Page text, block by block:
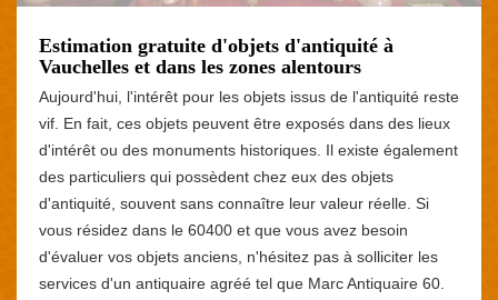
Estimation gratuite d'objets d'antiquité à
Vauchelles et dans les zones alentours
Aujourd'hui, l'intérêt pour les objets issus de l'antiquité reste
vif. En fait, ces objets peuvent être exposés dans des lieux
d'intérêt ou des monuments historiques. Il existe également
des particuliers qui possèdent chez eux des objets
d'antiquité, souvent sans connaître leur valeur réelle. Si
vous résidez dans le 60400 et que vous avez besoin
d'évaluer vos objets anciens, n'hésitez pas à solliciter les
services d'un antiquaire agréé tel que Marc Antiquaire 60.